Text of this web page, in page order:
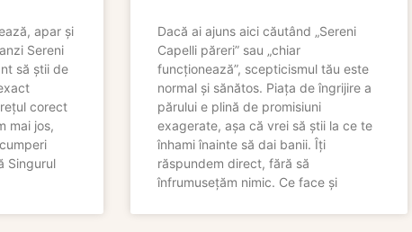
apar și
Sereni
să știi de
corect
mai jos,
Singurul
Dacă ai ajuns aici căutând „Sereni
Capelli păreri” sau „chiar
funcționează”, scepticismul tău este
normal și sănătos. Piața de îngrijire a
părului e plină de promisiuni
exagerate, așa că vrei să știi la ce te
înhami înainte să dai banii. Îți
răspundem direct, fără să
înfrumusețăm nimic. Ce face și